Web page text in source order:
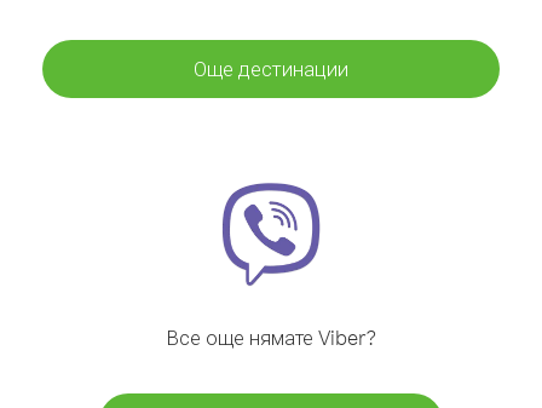
Още дестинации
Все още нямате Viber?